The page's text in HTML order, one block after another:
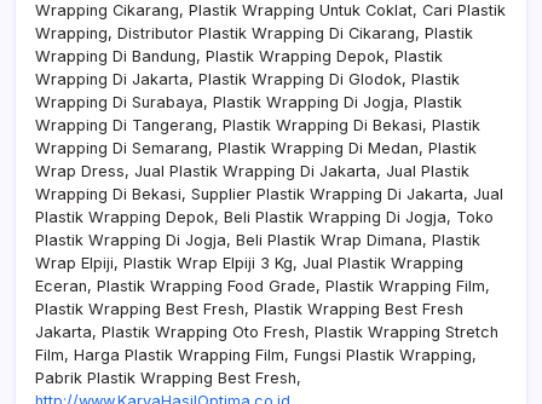
Wrapping Cikarang, Plastik Wrapping Untuk Coklat, Cari Plastik
Wrapping, Distributor Plastik Wrapping Di Cikarang, Plastik
Wrapping Di Bandung, Plastik Wrapping Depok, Plastik
Wrapping Di Jakarta, Plastik Wrapping Di Glodok, Plastik
Wrapping Di Surabaya, Plastik Wrapping Di Jogja, Plastik
Wrapping Di Tangerang, Plastik Wrapping Di Bekasi, Plastik
Wrapping Di Semarang, Plastik Wrapping Di Medan, Plastik
Wrap Dress, Jual Plastik Wrapping Di Jakarta, Jual Plastik
Wrapping Di Bekasi, Supplier Plastik Wrapping Di Jakarta, Jual
Plastik Wrapping Depok, Beli Plastik Wrapping Di Jogja, Toko
Plastik Wrapping Di Jogja, Beli Plastik Wrap Dimana, Plastik
Wrap Elpiji, Plastik Wrap Elpiji 3 Kg, Jual Plastik Wrapping
Eceran, Plastik Wrapping Food Grade, Plastik Wrapping Film,
Plastik Wrapping Best Fresh, Plastik Wrapping Best Fresh
Jakarta, Plastik Wrapping Oto Fresh, Plastik Wrapping Stretch
Film, Harga Plastik Wrapping Film, Fungsi Plastik Wrapping,
Pabrik Plastik Wrapping Best Fresh,